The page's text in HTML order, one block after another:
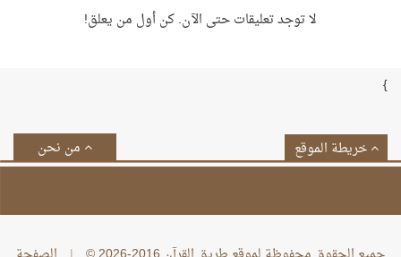
لا توجد تعليقات حتى الآن. كن أول من يعلق!
}
من نحن خريطة الموقع